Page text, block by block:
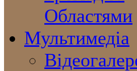
Областями
Мультимедіа